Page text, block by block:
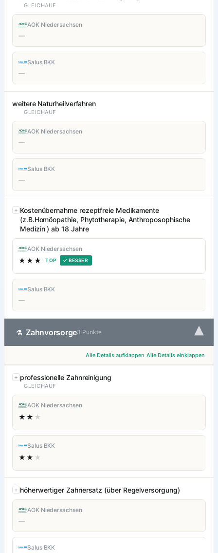
GLEICHAUF
AOK Niedersachsen
—
Salus BKK
—
weitere Naturheilverfahren
GLEICHAUF
AOK Niedersachsen
—
Salus BKK
—
Kostenübernahme rezeptfreie Medikamente
(z.B.Homöopathie, Phytotherapie, Anthroposophische
Medizin ) ab 18 Jahre
AOK Niedersachsen
★★★ TOP ✓ BESSER
Salus BKK
—
⚗ Zahnvorsorge3 Punkte ▾
Alle Details aufklappen Alle Details einklappen
professionelle Zahnreinigung
GLEICHAUF
AOK Niedersachsen
★★ ★
Salus BKK
★★ ★
höherwertiger Zahnersatz (über Regelversorgung)
AOK Niedersachsen
—
Salus BKK